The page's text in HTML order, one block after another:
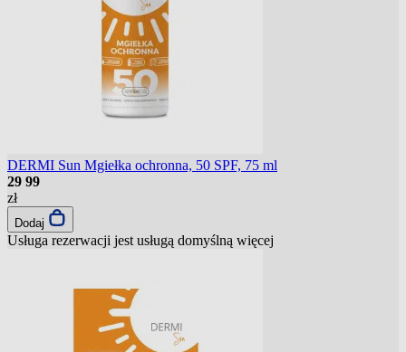
DERMI Sun Mgiełka ochronna, 50 SPF, 75 ml
29 99
zł
Dodaj
Usługa rezerwacji jest usługą domyślną więcej